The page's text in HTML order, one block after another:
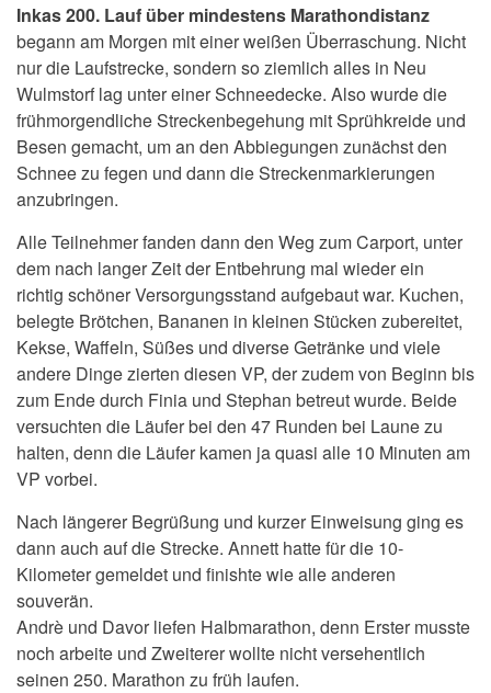
Inkas 200. Lauf über mindestens Marathondistanz
begann am Morgen mit einer weißen Überraschung. Nicht
nur die Laufstrecke, sondern so ziemlich alles in Neu
Wulmstorf lag unter einer Schneedecke. Also wurde die
frühmorgendliche Streckenbegehung mit Sprühkreide und
Besen gemacht, um an den Abbiegungen zunächst den
Schnee zu fegen und dann die Streckenmarkierungen
anzubringen.
Alle Teilnehmer fanden dann den Weg zum Carport, unter
dem nach langer Zeit der Entbehrung mal wieder ein
richtig schöner Versorgungsstand aufgebaut war. Kuchen,
belegte Brötchen, Bananen in kleinen Stücken zubereitet,
Kekse, Waffeln, Süßes und diverse Getränke und viele
andere Dinge zierten diesen VP, der zudem von Beginn bis
zum Ende durch Finia und Stephan betreut wurde. Beide
versuchten die Läufer bei den 47 Runden bei Laune zu
halten, denn die Läufer kamen ja quasi alle 10 Minuten am
VP vorbei.
Nach längerer Begrüßung und kurzer Einweisung ging es
dann auch auf die Strecke. Annett hatte für die 10-
Kilometer gemeldet und finishte wie alle anderen
souverän.
Andrè und Davor liefen Halbmarathon, denn Erster musste
noch arbeite und Zweiterer wollte nicht versehentlich
seinen 250. Marathon zu früh laufen.